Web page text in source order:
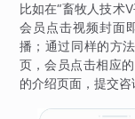
比如在“畜牧人技术
会员点击视频封面
播；通过同样的方
页，会员点击相应
的介绍页面，提交咨